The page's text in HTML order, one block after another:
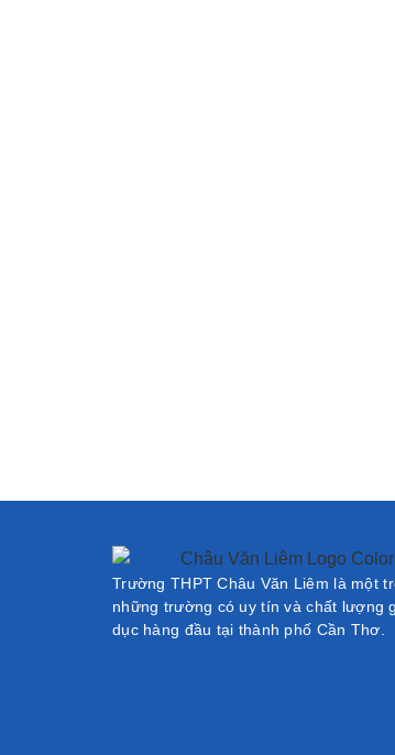
Trường THPT Châu Văn Liêm là một
những trường có uy tín và chất lượng
dục hàng đầu tại thành phố Cần Thơ.